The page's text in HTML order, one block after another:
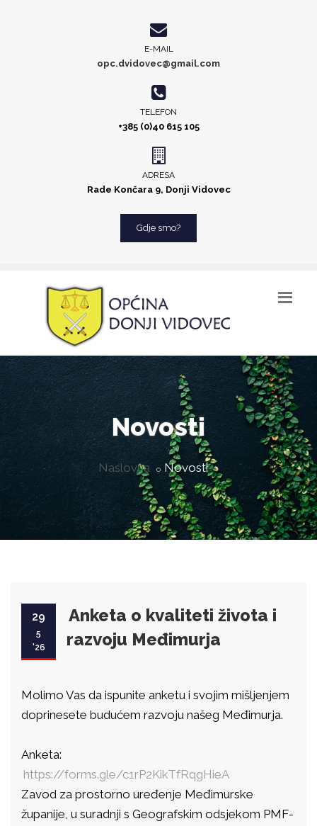
E-MAIL
opc.dvidovec@gmail.com
TELEFON
+385 (0)40 615 105
ADRESA
Rade Končara 9, Donji Vidovec
Gdje smo?
Novosti
Naslovna Novosti
29
5
'26
Anketa o kvaliteti života i
razvoju Međimurja
Molimo Vas da ispunite anketu i svojim mišljenjem
doprinesete budućem razvoju našeg Međimurja.
Anketa:
https://forms.gle/c1rP2KikTfRqgHieA
Zavod za prostorno uređenje Međimurske
županije, u suradnji s Geografskim odsjekom PMF-